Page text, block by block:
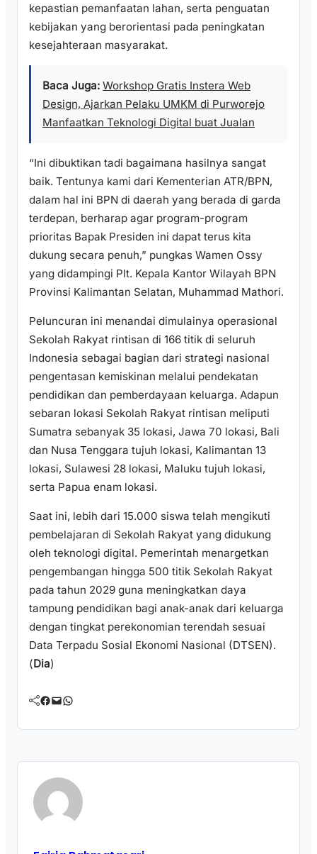
kepastian pemanfaatan lahan, serta penguatan
kebijakan yang berorientasi pada peningkatan
kesejahteraan masyarakat.
Baca Juga: Workshop Gratis Instera Web
Design, Ajarkan Pelaku UMKM di Purworejo
Manfaatkan Teknologi Digital buat Jualan
“Ini dibuktikan tadi bagaimana hasilnya sangat
baik. Tentunya kami dari Kementerian ATR/BPN,
dalam hal ini BPN di daerah yang berada di garda
terdepan, berharap agar program-program
prioritas Bapak Presiden ini dapat terus kita
dukung secara penuh,” pungkas Wamen Ossy
yang didampingi Plt. Kepala Kantor Wilayah BPN
Provinsi Kalimantan Selatan, Muhammad Mathori.
Peluncuran ini menandai dimulainya operasional
Sekolah Rakyat rintisan di 166 titik di seluruh
Indonesia sebagai bagian dari strategi nasional
pengentasan kemiskinan melalui pendekatan
pendidikan dan pemberdayaan keluarga. Adapun
sebaran lokasi Sekolah Rakyat rintisan meliputi
Sumatra sebanyak 35 lokasi, Jawa 70 lokasi, Bali
dan Nusa Tenggara tujuh lokasi, Kalimantan 13
lokasi, Sulawesi 28 lokasi, Maluku tujuh lokasi,
serta Papua enam lokasi.
Saat ini, lebih dari 15.000 siswa telah mengikuti
pembelajaran di Sekolah Rakyat yang didukung
oleh teknologi digital. Pemerintah menargetkan
pengembangan hingga 500 titik Sekolah Rakyat
pada tahun 2029 guna meningkatkan daya
tampung pendidikan bagi anak-anak dari keluarga
dengan tingkat perekonomian terendah sesuai
Data Terpadu Sosial Ekonomi Nasional (DTSEN).
(Dia)
Facebook Mail WhatsApp